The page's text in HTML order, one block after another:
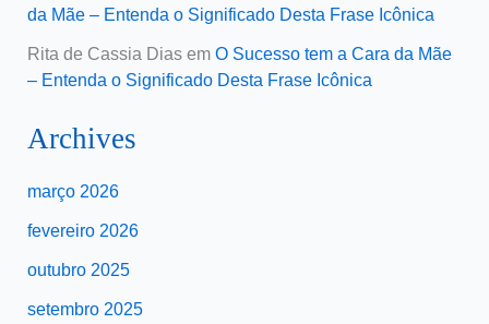
da Mãe – Entenda o Significado Desta Frase Icônica
Rita de Cassia Diasem O Sucesso tem a Cara da Mãe
– Entenda o Significado Desta Frase Icônica
Archives
março 2026
fevereiro 2026
outubro 2025
setembro 2025